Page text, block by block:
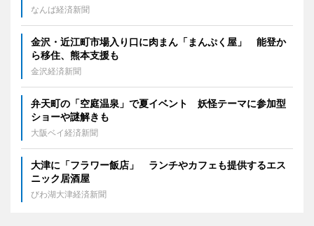
なんば経済新聞
金沢・近江町市場入り口に肉まん「まんぷく屋」 能登か
ら移住、熊本支援も
金沢経済新聞
弁天町の「空庭温泉」で夏イベント 妖怪テーマに参加型
ショーや謎解きも
大阪ベイ経済新聞
大津に「フラワー飯店」 ランチやカフェも提供するエス
ニック居酒屋
びわ湖大津経済新聞